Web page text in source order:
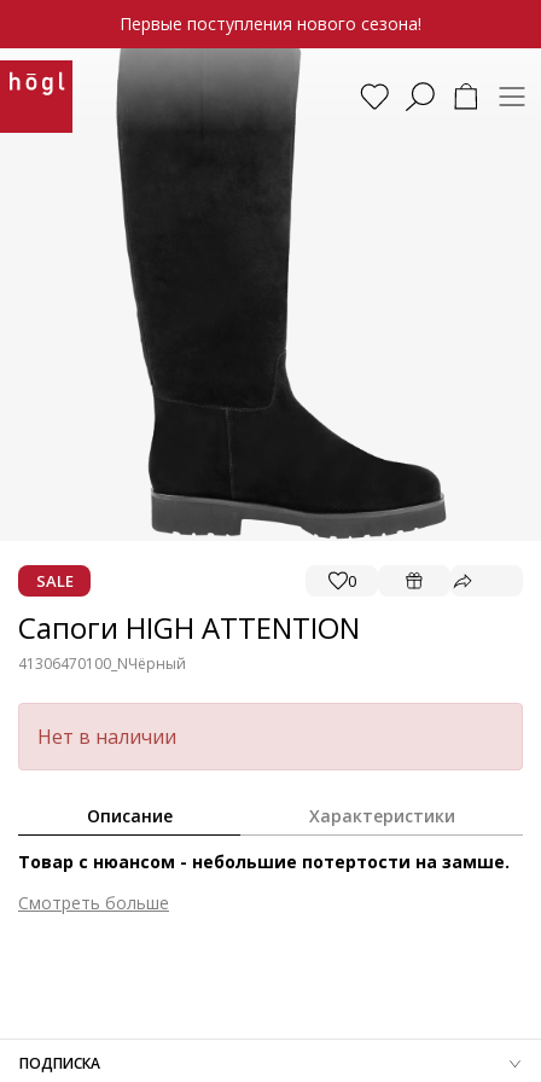
Первые поступления нового сезона!
SALE 0
Сапоги HIGH ATTENTION
41306470100_NЧёрный
Нет в наличии
Описание Характеристики
Товар с нюансом - небольшие потертости на замше.
Смотреть больше
Материал подошвы Синтетический полимер
Температурный режим
ПОДПИСКА